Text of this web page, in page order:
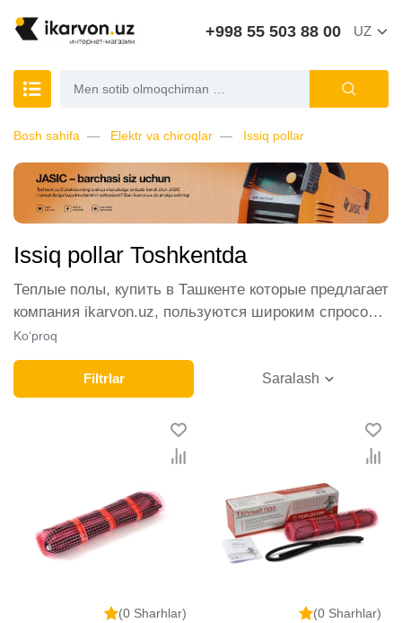
+998 55 503 88 00 UZ
Bosh sahifa Elektr va chiroqlar Issiq pollar
Issiq pollar Toshkentda
Теплые полы, купить в Ташкенте которые предлагает
компания ikarvon.uz, пользуются широким спросом
среди наших клиентов. Мы обеспечиваем лучшие
условия продажи этой категории товара. Теплые
полы в интернет-магазине представлены ведущими
производителями и брендами, список которых
постоянно расширяется. Мы доставляем товар в
любом количестве по всей территории страны. Все
это дополняет лучшая по Узбекистану стоимость,
Теплые полы от ikarvon.uz — это самый широкий
диапазон цен. Причем здесь представлена
оптимальная цена для каждой позиции из категории
Теплые полы.
Ko‘proq
Filtrlar Saralash
(0 Sharhlar)
(0 Sharhlar)